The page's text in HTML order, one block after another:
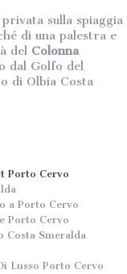
sulla spiaggia
di una palestra e
del Colonna
dal Golfo del
di Olbia Costa
Porto Cervo
a Porto Cervo
Porto Cervo
Costa Smeralda
Lusso Porto Cervo